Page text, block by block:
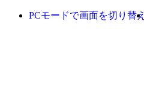
PCモードで画面を切り替え